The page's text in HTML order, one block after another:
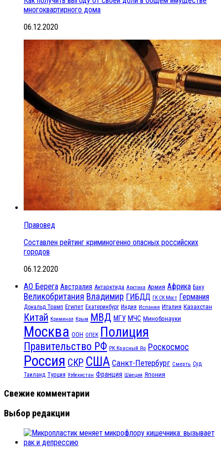
многоквартирного дома
06.12.2020
Правовед
Составлен рейтинг криминогенно опасных российских
городов
06.12.2020
АО Берега Австралия Антарктида Арктика Армия Африка Баку
Великобритания Владимир ГИБДД ГК СК Мост Германия
Дональд Трамп Египет Екатеринбург Индия Испания Италия Казахстан
Китай Криминал Крым МВД МГУ МЧС Минобрнауки
Москва ООН ОПЕК Полиция
Правительство РФ РК Красный Яр Роскосмос
Россия СКР США Санкт-Петербург Смерть Суд
Таиланд Турция Узбекистан Франция Швеция Япония
Свежие комментарии
Выбор редакции